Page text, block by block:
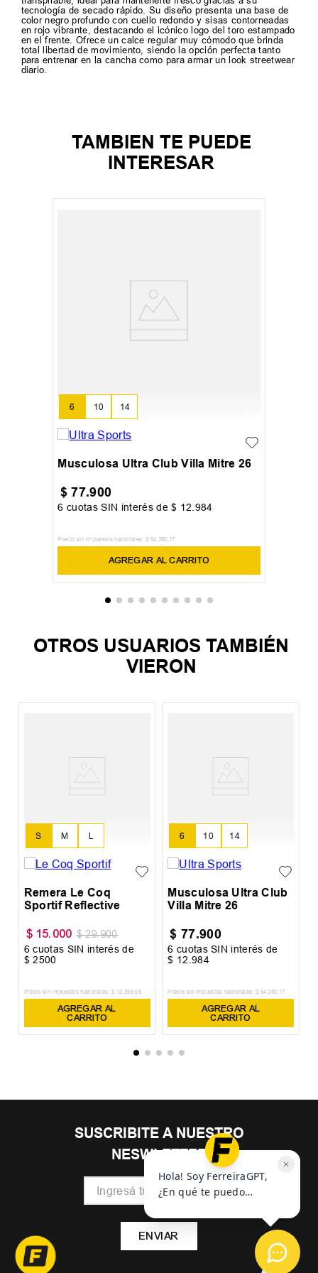
tecnología de secado rápido. Su diseño presenta una base de
color negro profundo con cuello redondo y sisas contorneadas
en rojo vibrante, destacando el icónico logo del toro estampado
en el frente. Ofrece un calce regular muy cómodo que brinda
total libertad de movimiento, siendo la opción perfecta tanto
para entrenar en la cancha como para armar un look streetwear
diario.
TAMBIEN TE PUEDE
INTERESAR
10 14
6
Musculosa Ultra Club Villa Mitre 26
$ 77.900
6 cuotas SIN interés de$ 12.984
Precio sin impuestos nacionales: $ 64.380 ,17
AGREGAR AL CARRITO
OTROS USUARIOS TAMBIÉN
VIERON
S L
M
Remera Le Coq
Sportif Reflective
$ 15. 000 $ 29.900
6 cuotas SIN interés de
$ 2500
Precio sin impuestos nacionales: $ 12 .396,69
AGREGAR AL
CARRITO
10 14
6
Musculosa Ultra Club
Villa Mitre 26
$ 77.900
6 cuotas SIN interés de
$ 12.984
Precio sin impuestos nacionales: $ 64.380, 17
AGREGAR AL
CARRITO
SUSCRIBITE A NUESTRO
NESWLETTER
ENVIAR